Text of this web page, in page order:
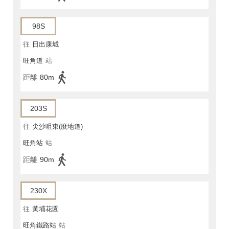
98S
往 日出康城
旺角道 站
距離 80m
203S
往 尖沙咀東(麼地道)
旺角站 站
距離 90m
230X
往 黃埔花園
旺角鐵路站 站